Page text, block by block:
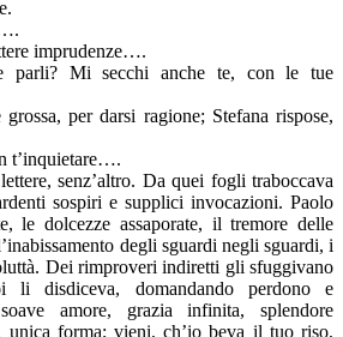
imprudenze….
parli? Mi secchi anche te, con le tue
per darsi ragione; Stefana rispose,
t’inquietare….
senz’altro. Da quei fogli traboccava
sospiri e supplici invocazioni. Paolo
le dolcezze assaporate, il tremore delle
degli sguardi negli sguardi, i
Dei rimproveri indiretti gli sfuggivano
disdiceva, domandando perdono e
amore, grazia infinita, splendore
unica forma; vieni, ch’io beva il tuo riso,